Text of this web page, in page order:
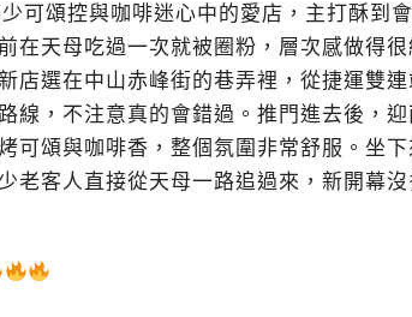
可頌控與咖啡迷心中的愛店，主打酥到
在天母吃過一次就被圈粉，層次感做得
店選在中山赤峰街的巷弄裡，從捷運雙
線，不注意真的會錯過。推門進去後，
可頌與咖啡香，整個氛圍非常舒服。坐下
老客人直接從天母一路追過來，新開幕